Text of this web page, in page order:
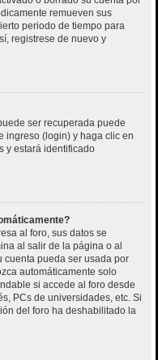
remueven sus
periodo de tiempo para
registrese de nuevo y
ser recuperada puede
ingreso (login) y haga clic en
y estará identificado
al foro, sus datos se
al salir de la página o al
cuenta pueda ser usada por
automáticamente solo
si accede al foro desde
PCs de universidades, etc. Si
del foro ha deshabilitado la